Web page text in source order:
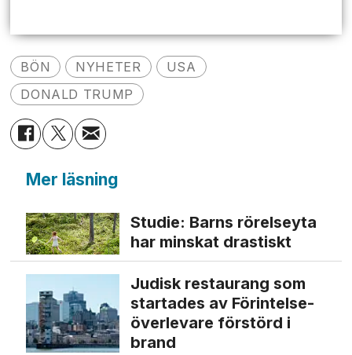
BÖN NYHETER
USA
DONALD TRUMP
Mer läsning
Studie: Barns rörelseyta
har minskat drastiskt
Judisk restaurang som
startades av Förintelse­
överlevare förstörd i
brand